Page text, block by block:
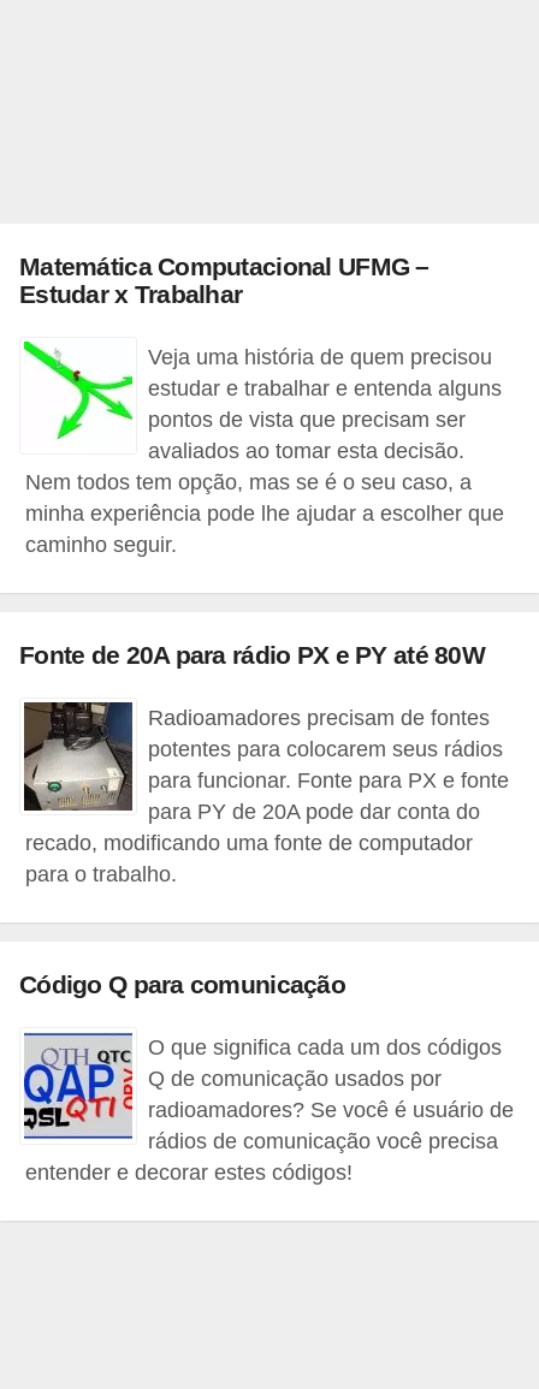
Matemática Computacional UFMG –
Estudar x Trabalhar
Veja uma história de quem precisou
estudar e trabalhar e entenda alguns
pontos de vista que precisam ser
avaliados ao tomar esta decisão.
Nem todos tem opção, mas se é o seu caso, a
minha experiência pode lhe ajudar a escolher que
caminho seguir.
Fonte de 20A para rádio PX e PY até 80W
Radioamadores precisam de fontes
potentes para colocarem seus rádios
para funcionar. Fonte para PX e fonte
para PY de 20A pode dar conta do
recado, modificando uma fonte de computador
para o trabalho.
Código Q para comunicação
O que significa cada um dos códigos
Q de comunicação usados por
radioamadores? Se você é usuário de
rádios de comunicação você precisa
entender e decorar estes códigos!
a
s
C
a
r
r
o
s
p
a
a
G
T
A
S
a
n
A
d
e
a
s
G
T